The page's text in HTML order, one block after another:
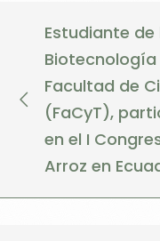
Estudiante
Facultad de
(FaCyT),
en el I
Arroz en